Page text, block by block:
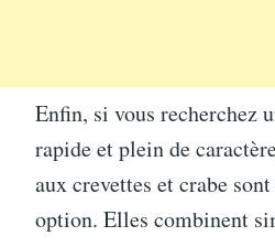
Enfin, si vous recherchez
rapide et plein de
aux crevettes et crabe
option. Elles combinent